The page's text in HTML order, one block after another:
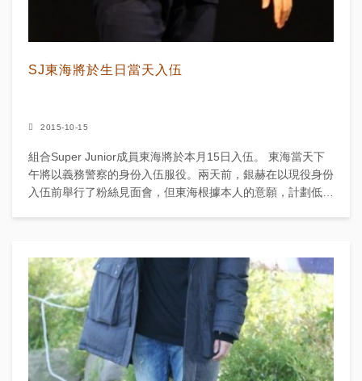
SJ東海將於生日當天入伍
2015-10-15
組合Super Junior成員東海將於本月15日入伍。 東海當天下
午將以義務警察的身份入伍服役。兩天前，銀赫在以現役身份
入伍前舉行了粉絲見面會，但東海根據本人的意願，計劃低調